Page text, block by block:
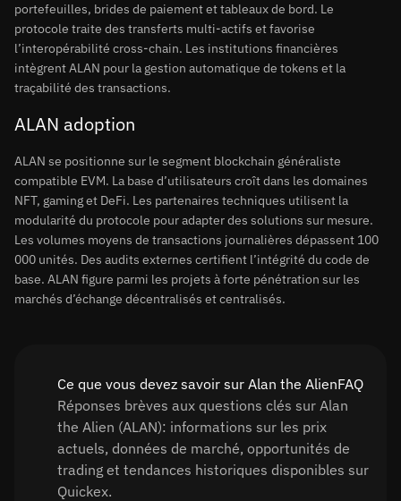
portefeuilles, brides de paiement et tableaux de bord. Le
protocole traite des transferts multi-actifs et favorise
l’interopérabilité cross-chain. Les institutions financières
intègrent ALAN pour la gestion automatique de tokens et la
traçabilité des transactions.
ALAN adoption
ALAN se positionne sur le segment blockchain généraliste
compatible EVM. La base d’utilisateurs croît dans les domaines
NFT, gaming et DeFi. Les partenaires techniques utilisent la
modularité du protocole pour adapter des solutions sur mesure.
Les volumes moyens de transactions journalières dépassent 100
000 unités. Des audits externes certifient l’intégrité du code de
base. ALAN figure parmi les projets à forte pénétration sur les
marchés d’échange décentralisés et centralisés.
Ce que vous devez savoir sur Alan the AlienFAQ
Réponses brèves aux questions clés sur Alan
the Alien (ALAN): informations sur les prix
actuels, données de marché, opportunités de
trading et tendances historiques disponibles sur
Quickex.